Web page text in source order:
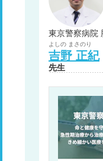
よしの まさのり
吉野 正紀
先生